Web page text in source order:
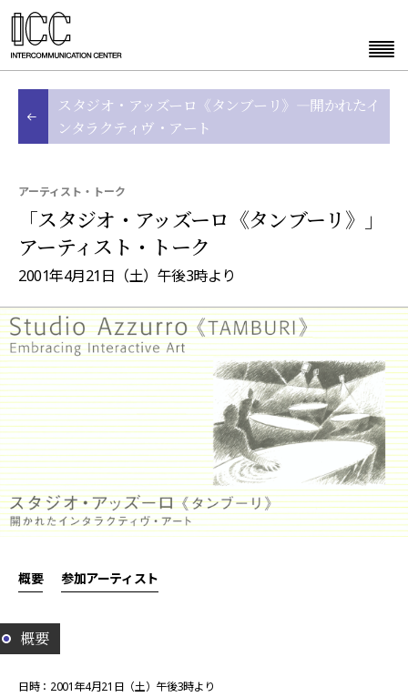
スタジオ・アッズーロ《タンブーリ》—開かれたイ
ンタラクティヴ・アート
アーティスト・トーク
「スタジオ・アッズーロ《タンブーリ》」
アーティスト・トーク
2001年4月21日（土）午後3時より
概要 参加アーティスト
概要
日時：2001年4月21日（土）午後3時より